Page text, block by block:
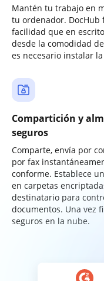
Mantén tu trabajo en
tu ordenador. DocHub
facilidad que en
desde la comodidad
es necesario instalar
Compartición y
seguros
Comparte, envía por
por fax
conforme. Establece
en carpetas
destinatario para
documentos. Una vez
seguros en la nube.